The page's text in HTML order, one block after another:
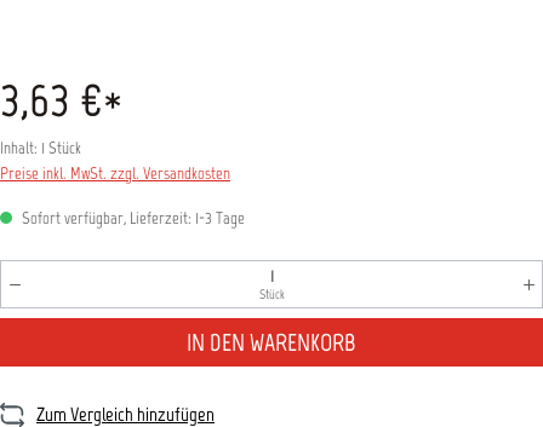
3,63 €*
Inhalt: 1 Stück
Preise inkl. MwSt. zzgl. Versandkosten
Sofort verfügbar, Lieferzeit: 1-3 Tage
Produkt Anzahl: Gib den gewünschten Wert ein oder
Stück
IN DEN WARENKORB
Zum Vergleich hinzufügen